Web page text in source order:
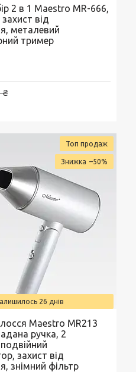
2 в 1 Maestro MR-666,
від
металевий
тример
₴
Топ продаж
–50%
26 днів
Maestro MR213
ручка, 2
захист від
знімний фільтр